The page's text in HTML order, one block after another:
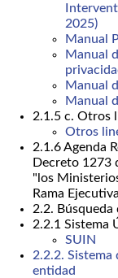
2025)
Manual
Manual
Manual
Manual
2.1.5 c. Otros
Otros
2.1.6 Agenda
Decreto 1273
"los
Rama
2.2. Búsqueda
2.2.1 Sistema
SUIN
2.2.2. Sistema
entidad